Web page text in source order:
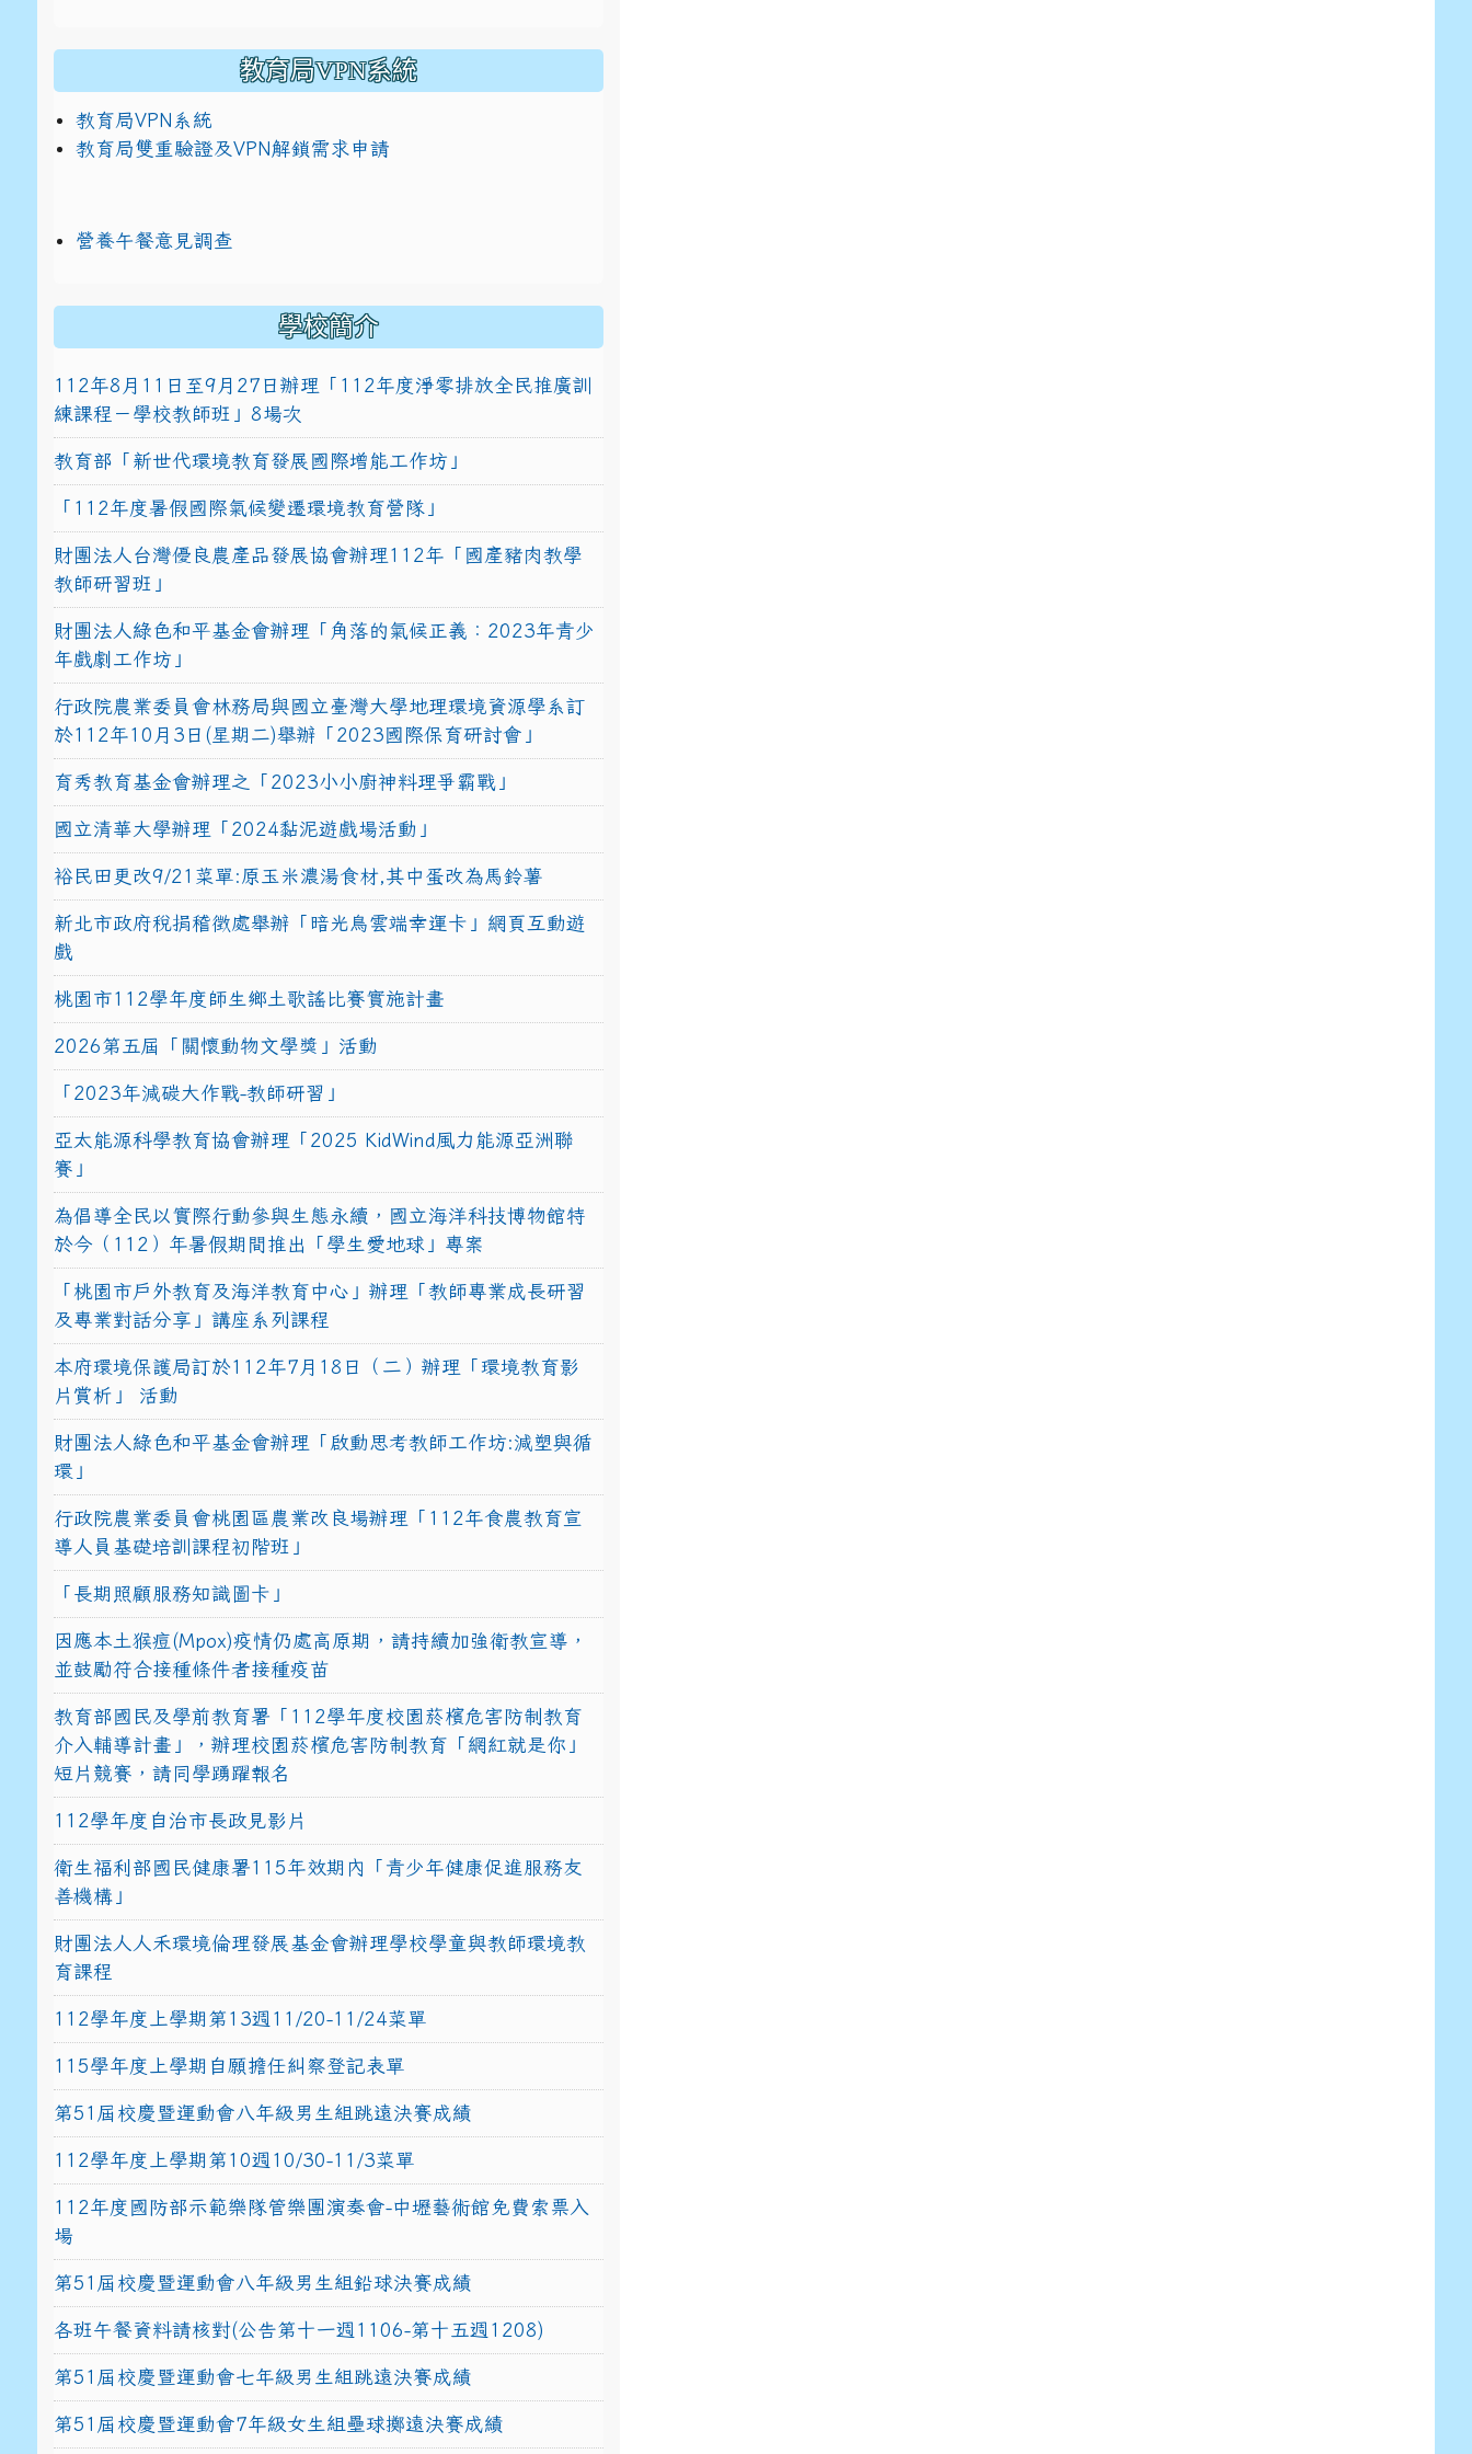
教育局VPN系統
教育局VPN系統
教育局雙重驗證及VPN解鎖需求申請
營養午餐意見調查
學校簡介
112年8月11日至9月27日辦理「112年度淨零排放全民推廣訓
練課程－學校教師班」8場次
教育部「新世代環境教育發展國際增能工作坊」
「112年度暑假國際氣候變遷環境教育營隊」
財團法人台灣優良農產品發展協會辦理112年「國產豬肉教學
教師研習班」
財團法人綠色和平基金會辦理「角落的氣候正義：2023年青少
年戲劇工作坊」
行政院農業委員會林務局與國立臺灣大學地理環境資源學系訂
於112年10月3日(星期二)舉辦「2023國際保育研討會」
育秀教育基金會辦理之「2023小小廚神料理爭霸戰」
國立清華大學辦理「2024黏泥遊戲場活動」
裕民田更改9/21菜單:原玉米濃湯食材,其中蛋改為馬鈴薯
新北市政府稅捐稽徵處舉辦「暗光鳥雲端幸運卡」網頁互動遊
戲
桃園市112學年度師生鄉土歌謠比賽實施計畫
2026第五屆「關懷動物文學獎」活動
「2023年減碳大作戰-教師研習」
亞太能源科學教育協會辦理「2025 KidWind風力能源亞洲聯
賽」
為倡導全民以實際行動參與生態永續，國立海洋科技博物館特
於今（112）年暑假期間推出「學生愛地球」專案
「桃園市戶外教育及海洋教育中心」辦理「教師專業成長研習
及專業對話分享」講座系列課程
本府環境保護局訂於112年7月18日（二）辦理「環境教育影
片賞析」 活動
財團法人綠色和平基金會辦理「啟動思考教師工作坊:減塑與循
環」
行政院農業委員會桃園區農業改良場辦理「112年食農教育宣
導人員基礎培訓課程初階班」
「長期照顧服務知識圖卡」
因應本土猴痘(Mpox)疫情仍處高原期，請持續加強衛教宣導，
並鼓勵符合接種條件者接種疫苗
教育部國民及學前教育署「112學年度校園菸檳危害防制教育
介入輔導計畫」，辦理校園菸檳危害防制教育「網紅就是你」
短片競賽，請同學踴躍報名
112學年度自治市長政見影片
衛生福利部國民健康署115年效期內「青少年健康促進服務友
善機構」
財團法人人禾環境倫理發展基金會辦理學校學童與教師環境教
育課程
112學年度上學期第13週11/20-11/24菜單
115學年度上學期自願擔任糾察登記表單
第51屆校慶暨運動會八年級男生組跳遠決賽成績
112學年度上學期第10週10/30-11/3菜單
112年度國防部示範樂隊管樂團演奏會-中壢藝術館免費索票入
場
第51屆校慶暨運動會八年級男生組鉛球決賽成績
各班午餐資料請核對(公告第十一週1106-第十五週1208)
第51屆校慶暨運動會七年級男生組跳遠決賽成績
第51屆校慶暨運動會7年級女生組壘球擲遠決賽成績